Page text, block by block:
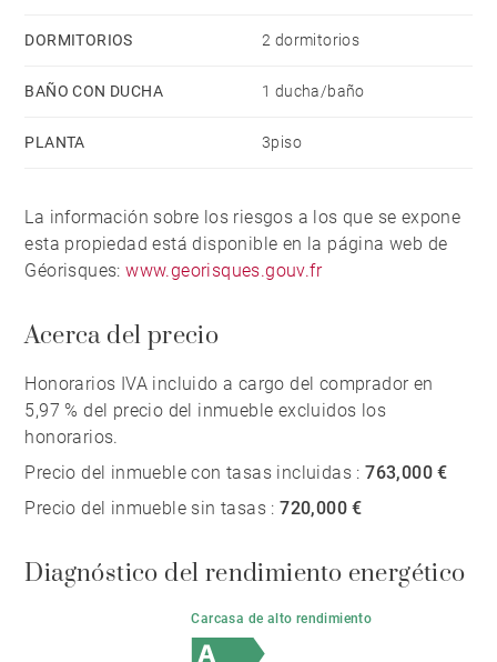
DORMITORIOS 2 dormitorios
BAÑO CON DUCHA 1 ducha/baño
PLANTA 3piso
La información sobre los riesgos a los que se expone
esta propiedad está disponible en la página web de
Géorisques:www.georisques.gouv.fr
Acerca del precio
Honorarios IVA incluido a cargo del comprador en
5,97 % del precio del inmueble excluidos los
honorarios.
Precio del inmueble con tasas incluidas :763,000 €
Precio del inmueble sin tasas :720,000 €
Diagnóstico del rendimiento energético
Carcasa de alto rendimiento